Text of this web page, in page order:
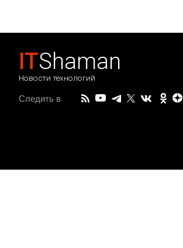
ITShaman
Новости технологий
Следить в